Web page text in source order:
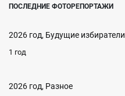
ПОСЛЕДНИЕ ФОТОРЕПОРТАЖИ
2026 год, Будущие избиратели
1 год
2026 год, Разное